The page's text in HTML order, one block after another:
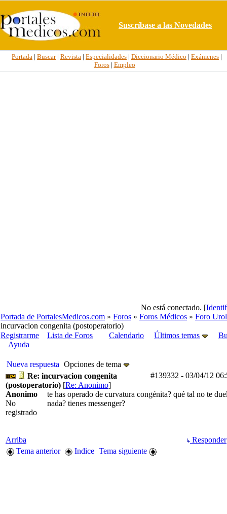
Suscríbase a las Novedades
Portada | Buscar| Revista | Especialidades | Diccionario Médico | Exámenes |
Foros| Empleo
No está conectado. [
Portada de PortalesMedicos.com » Foros » Foros Médicos » Foro
incurvacion congenita (postoperatorio)
Registrarme
Lista de Foros Calendario Últimos temas
Ayuda
Nueva respuesta Opciones de tema
#139332 - 03/04/12
Re: incurvacion congenita
(postoperatorio) [Re: Anonimo]
Anonimo
No
registrado
te has operado de curvatura congénita? qué tal no te
nada? tienes messenger?
Arriba
Responder
Tema anterior
Indice Tema siguiente